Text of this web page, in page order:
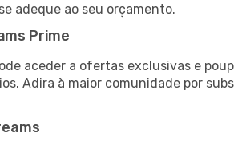
adeque ao seu orçamento.
Prime
aceder a ofertas exclusivas e
Adira à maior comunidade por